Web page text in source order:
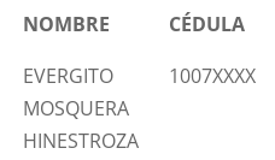
NOMBRE CÉDULA
EVERGITO
MOSQUERA
HINESTROZA
1007XXXX